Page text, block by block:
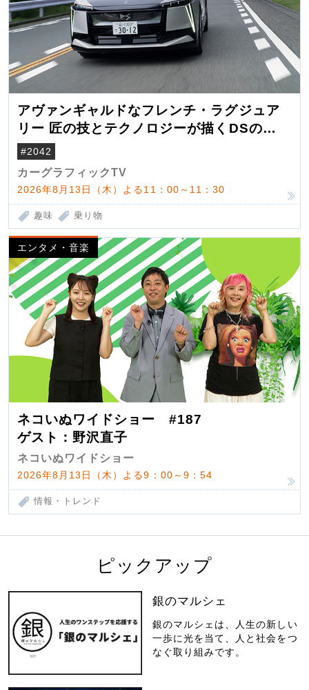
アヴァンギャルドなフレンチ・ラグジュア
リー 匠の技とテクノロジーが描くDSの世
界観
#2042
カーグラフィックTV
2026年8月13日（木）よる11：00～11：30
趣味 乗り物
エンタメ・音楽
ネコいぬワイドショー #187
ゲスト：野沢直子
ネコいぬワイドショー
2026年8月13日（木）よる9：00～9：54
情報・トレンド
ピックアップ
銀のマルシェ
銀のマルシェは、人生の新しい
一歩に光を当て、人と社会をつ
なぐ取り組みです。